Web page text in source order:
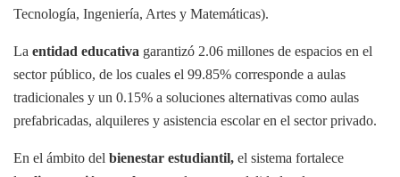
Tecnología, Ingeniería, Artes y Matemáticas).
La entidad educativa garantizó 2.06 millones de espacios en el
sector público, de los cuales el 99.85% corresponde a aulas
tradicionales y un 0.15% a soluciones alternativas como aulas
prefabricadas, alquileres y asistencia escolar en el sector privado.
En el ámbito del bienestar estudiantil, el sistema fortalece